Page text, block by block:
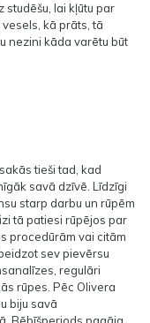
studēšu, lai kļūtu par
kā prāts, tā
nezini kāda varētu būt
tieši tad, kad
savā dzīvē. Līdzīgi
starp darbu un rūpēm
tā patiesi rūpējos par
procedūrām vai citām
sev pievērsu
regulāri
rūpes. Pēc Olivera
biju savā